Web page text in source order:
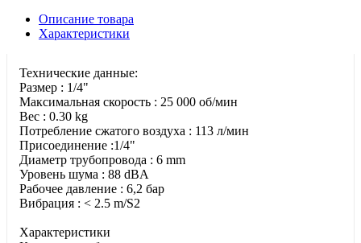
Описание товара
Характеристики
Технические данные:
Размер : 1/4"
Максимальная скорость : 25 000 об/мин
Вес : 0.30 kg
Потребление сжатого воздуха : 113 л/мин
Присоединение :1/4"
Диаметр трубопровода : 6 mm
Уровень шума : 88 dBA
Рабочее давление : 6,2 бар
Вибрация : < 2.5 m/S2
Характеристики